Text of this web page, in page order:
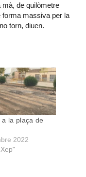
de quilòmetre
forma massiva per la
torn, diuen.
a la plaça de
2022